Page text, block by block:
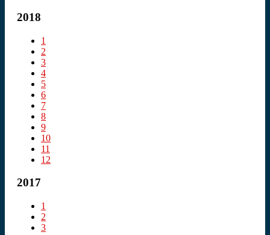
2018
1
2
3
4
5
6
7
8
9
10
11
12
2017
1
2
3